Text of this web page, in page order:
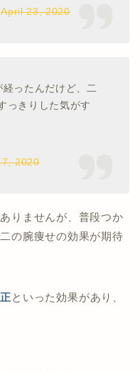
April 23, 2020
ったんだけど、二
っきりした気がす
2020
りませんが、普段つか
の腕痩せの効果が期待
といった効果があり、